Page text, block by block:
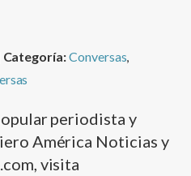
Categoría:Conversas
periodista y
América Noticias y
visita